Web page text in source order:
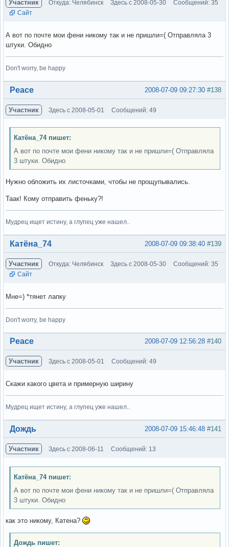
Участник Откуда: Челябинск Здесь с 2008-05-30
Сообщений: 35
Сайт
А вот по почте мои фени никому так и не пришли=( Отправляла 3
штуки. Обидно
Don't worry, be happy
Вне форума #138
2008-07-09 09:27:30
Peace
Участник Здесь с 2008-05-01 Сообщений: 49
Катёна_74 пишет:
А вот по почте мои фени никому так и не пришли=( Отправляла
3 штуки. Обидно
Нужно обложить их листочками, чтобы не прощупывались.
Таак! Кому отправить феньку?!
Мудрец ищет истину, а глупец уже нашел..
Вне форума #139
2008-07-09 09:38:40
Катёна_74
Участник Откуда: Челябинск Здесь с 2008-05-30
Сообщений: 35
Сайт
Мне=) *тянет лапку
Don't worry, be happy
Вне форума #140
2008-07-09 12:56:28
Peace
Участник Здесь с 2008-05-01 Сообщений: 49
Скажи какого цвета и примерную ширину
Мудрец ищет истину, а глупец уже нашел..
Вне форума #141
2008-07-09 15:46:48
Дождь
Участник Здесь с 2008-06-11 Сообщений: 13
Катёна_74 пишет:
А вот по почте мои фени никому так и не пришли=( Отправляла
3 штуки. Обидно
как это никому, Катена?
Дождь пишет: